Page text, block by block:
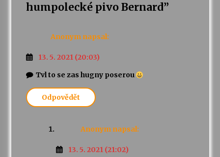
humpolecké pivo Bernard”
Anonym napsal:
13. 5. 2021 (20:03)
Tvl to se zas hugny poserou
Odpovědět
Anonym napsal:
13. 5. 2021 (21:02)